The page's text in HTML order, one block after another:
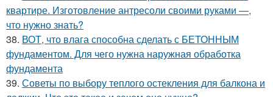
квартире. Изготовление антресоли своими руками —,
что нужно знать?
38. ВОТ, что влага способна сделать с БЕТОННЫМ
фундаментом. Для чего нужна наружная обработка
фундамента
39. Советы по выбору теплого остекления для балкона и